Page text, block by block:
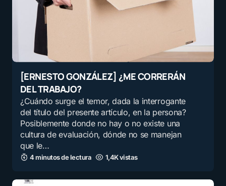
[ERNESTO GONZÁLEZ] ¿ME CORRERÁN
DEL TRABAJO?
¿Cuándo surge el temor, dada la interrogante
del título del presente artículo, en la persona?
Posiblemente donde no hay o no existe una
cultura de evaluación, dónde no se manejan
que le…
4 minutos de lectura 1,4K vistas